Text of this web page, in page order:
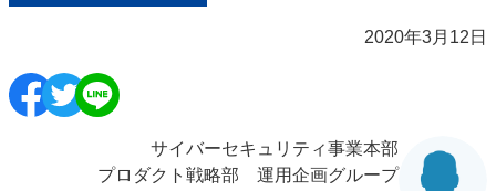
2020年3月12日
サイバーセキュリティ事業本部
プロダクト戦略部 運用企画グループ